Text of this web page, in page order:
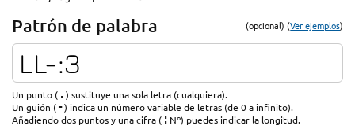
Patrón de palabra (opcional) (Ver ejemplos)
Un punto (.) sustituye una sola letra (cualquiera).
Un guión (-) indica un número variable de letras (de 0 a infinito).
Añadiendo dos puntos y una cifra (: Nº) puedes indicar la longitud.